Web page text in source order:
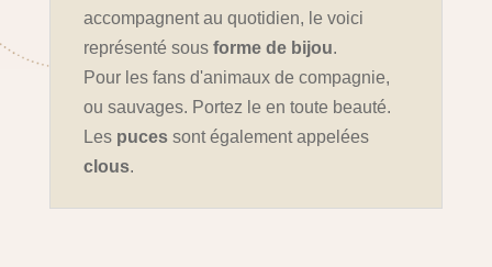
accompagnent au quotidien, le voici
représenté sous forme de bijou.
Pour les fans d'animaux de compagnie,
ou sauvages. Portez le en toute beauté.
Les pucessont également appelées
clous.